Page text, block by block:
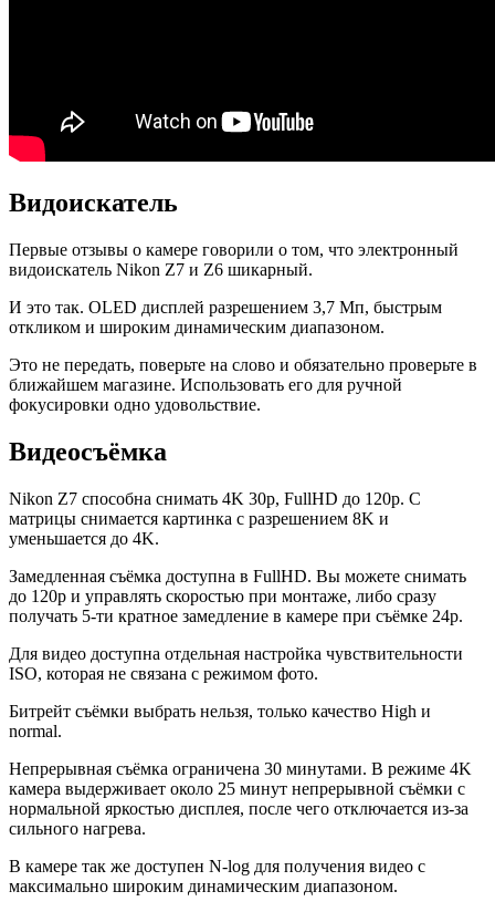
Видоискатель
Первые отзывы о камере говорили о том, что электронный
видоискатель Nikon Z7 и Z6 шикарный.
И это так. OLED дисплей разрешением 3,7 Мп, быстрым
откликом и широким динамическим диапазоном.
Это не передать, поверьте на слово и обязательно проверьте в
ближайшем магазине. Использовать его для ручной
фокусировки одно удовольствие.
Видеосъёмка
Nikon Z7 способна снимать 4K 30p, FullHD до 120p. С
матрицы снимается картинка с разрешением 8K и
уменьшается до 4K.
Замедленная съёмка доступна в FullHD. Вы можете снимать
до 120p и управлять скоростью при монтаже, либо сразу
получать 5-ти кратное замедление в камере при съёмке 24p.
Для видео доступна отдельная настройка чувствительности
ISO, которая не связана с режимом фото.
Битрейт съёмки выбрать нельзя, только качество High и
normal.
Непрерывная съёмка ограничена 30 минутами. В режиме 4K
камера выдерживает около 25 минут непрерывной съёмки с
нормальной яркостью дисплея, после чего отключается из-за
сильного нагрева.
В камере так же доступен N-log для получения видео с
максимально широким динамическим диапазоном.